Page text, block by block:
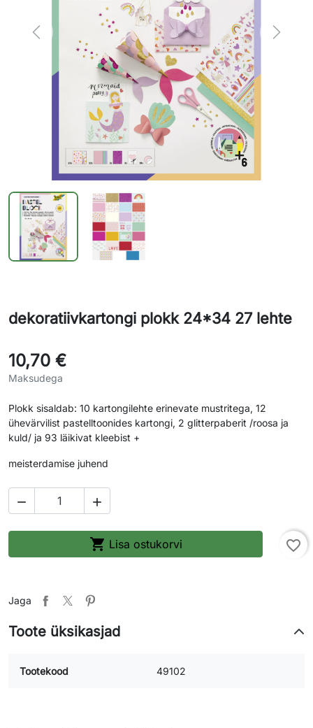
Previous Next
dekoratiivkartongi plokk 24*34 27 lehte
10,70 €
Maksudega
Plokk sisaldab: 10 kartongilehte erinevate mustritega, 12
ühevärvilist pastelltoonides kartongi, 2 glitterpaberit /roosa ja
kuld/ ja 93 läikivat kleebist +
meisterdamise juhend
 
 Lisa ostukorvi favorite_border
Jaga
Toote üksikasjad
Tootekood 49102